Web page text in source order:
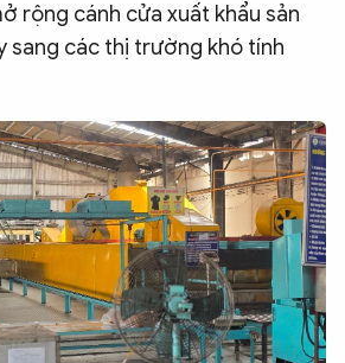
rộng cánh cửa xuất khẩu sản
sang các thị trường khó tính